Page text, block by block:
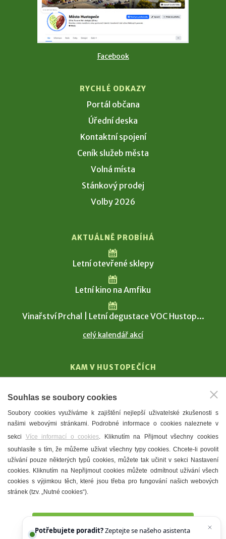
Facebook
RYCHLÉ ODKAZY
Portál občana
Úřední deska
Kontaktní spojení
Ceník služeb města
Volná místa
Stánkový prodej
Volby 2026
AKTUÁLNĚ PROBÍHÁ
Letní otevřené sklepy
Letní kino na Amfiku
Vinařství Prchal | Letní degustace VOC Hustop...
celý kalendář akcí
KAM V HUSTOPEČÍCH
T. G. Masaryk
Mandloně
Ubytování
Restaurace
Městské muzeum a galerie
Denní meníčka
Souhlas se soubory cookies
Soubory cookies využíváme k zajištění nejlepší uživatelské zkušenosti s
našimi webovými stránkami. Podrobné informace o cookies naleznete v
sekci Více informací o cookies. Kliknutím na Přijmout všechny cookies
souhlasíte s tím, že můžeme užívat všechny typy cookies. Chcete-li povolit
užívání pouze některých typů cookies, můžete tak učinit v sekci Nastavení
cookies. Kliknutím na Nepřijmout cookies můžete odmítnout užívání všech
cookies s výjimkou těch, které jsou třeba pro fungování našich webových
stránek (tzv. „Nutné cookies“).
Potřebujete poradit?Zeptejte se našeho asistenta